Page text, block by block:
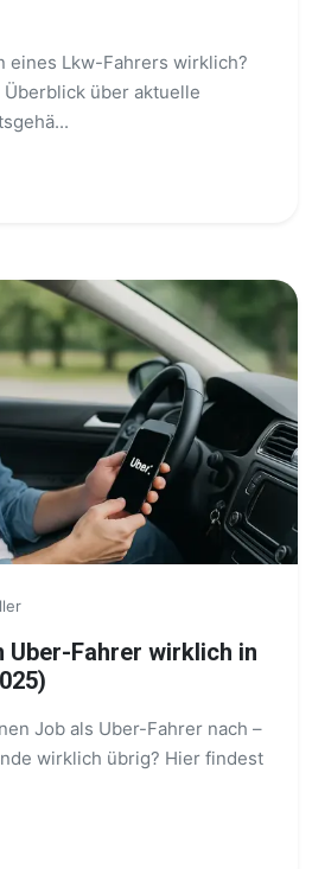
eines Lkw-Fahrers wirklich?
über aktuelle
Uber-Fahrer wirklich in
Job als Uber-Fahrer nach –
wirklich übrig? Hier findest